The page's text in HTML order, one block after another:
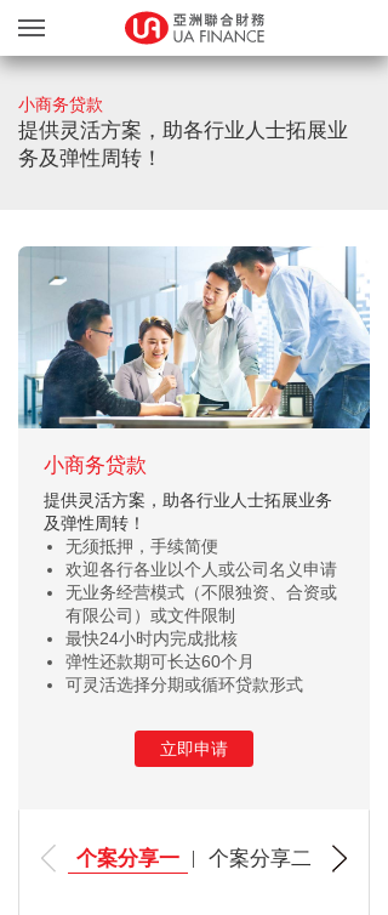
贷款服务
贷款确认
缤FUN礼品天地
网上递交文件
关于我们
亲身办理
繁 EN
小商务贷款
提供灵活方案，助各行业人士拓展业
务及弹性周转！
小商务贷款
提供灵活方案，助各行业人士拓展业务
及弹性周转！
无须抵押，手续简便
欢迎各行各业以个人或公司名义申请
无业务经营模式（不限独资、合资或
有限公司）或文件限制
最快24小时内完成批核
弹性还款期可长达60个月
可灵活选择分期或循环贷款形式
立即申请
个案分享一 个案分享二